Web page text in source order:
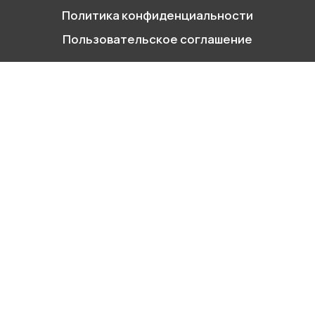
г. Москва, Варшавское ш. д.17 стр.2
Заказать звонок
Политика конфиденциальности
Пользовательское соглашение